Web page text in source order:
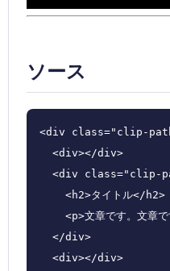
ソース
<div class="clip-
  <div></div>
<div class="clip-
    <h2>タイトル</h2>
<p>文章です。文章で
  </div>
  <div></div>